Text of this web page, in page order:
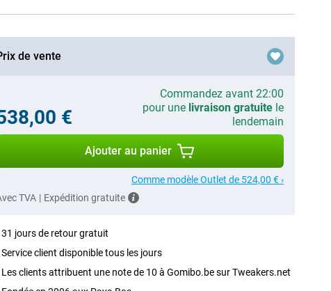
de vente
€
Commandez avant 22:00
pour une livraison gratuitele
lendemain
Ajouter au panier
Comme modèle Outlet de 524,00 € ›
TVA | Expédition gratuite
31 jours de retour gratuit
Service client disponible tous les jours
Les clients attribuent une note de 10 à Gomibo.be sur Tweakers.net